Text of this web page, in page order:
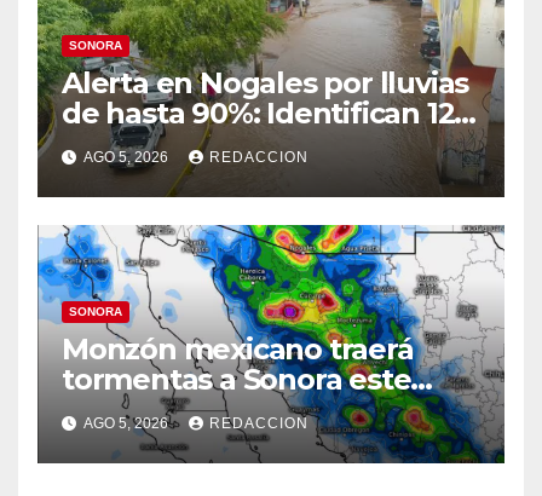
SONORA
Alerta en Nogales por lluvias
de hasta 90%: Identifican 12
vialidades con alto riesgo de
arroyos e inundaciones
AGO 5, 2026 REDACCION
SONORA
Monzón mexicano traerá
tormentas a Sonora este
miércoles: Prevén lluvias en
el Norte, la Sierra y
Hermosillo
AGO 5, 2026 REDACCION